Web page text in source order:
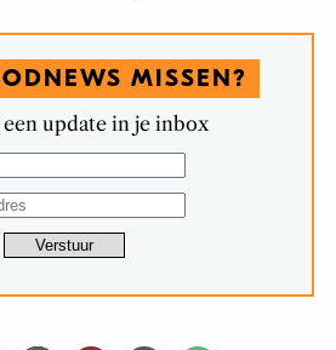
MISSEN?
een update in je inbox